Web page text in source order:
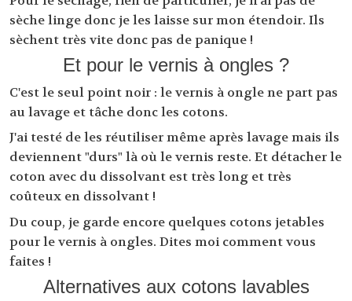
sèche linge donc je les laisse sur mon étendoir. Ils
sèchent très vite donc pas de panique !
Et pour le vernis à ongles ?
C'est le seul point noir : le vernis à ongle ne part pas
au lavage et tâche donc les cotons.
J'ai testé de les réutiliser même après lavage mais ils
deviennent "durs" là où le vernis reste. Et détacher le
coton avec du dissolvant est très long et très
coûteux en dissolvant !
Du coup, je garde encore quelques cotons jetables
pour le vernis à ongles. Dites moi comment vous
faites !
Alternatives aux cotons lavables